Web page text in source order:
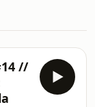
//